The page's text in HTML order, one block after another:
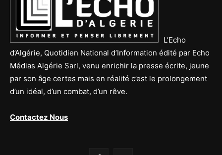
L’Echo
d’Algérie, Quotidien National d’Information édité par Echo
Médias Algérie Sarl, venu enrichir la presse écrite, jeune
par son âge certes mais en réalité c’est le prolongement
d’un idéal, d’un combat, d’un rêve.
Contactez Nous